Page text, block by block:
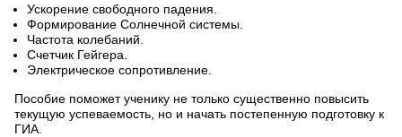
Ускорение свободного падения.
Формирование Солнечной системы.
Частота колебаний.
Счетчик Гейгера.
Электрическое сопротивление.
Пособие поможет ученику не только существенно повысить
текущую успеваемость, но и начать постепенную подготовку к
ГИА.